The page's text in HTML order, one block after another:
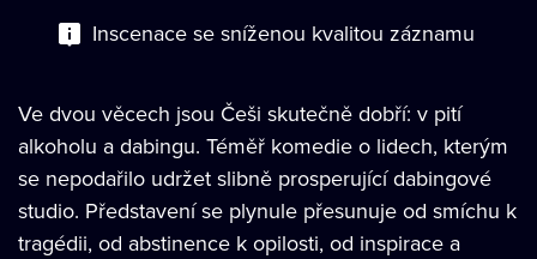
Inscenace se sníženou kvalitou záznamu
Ve dvou věcech jsou Češi skutečně dobří: v pití
alkoholu a dabingu. Téměř komedie o lidech, kterým
se nepodařilo udržet slibně prosperující dabingové
studio. Představení se plynule přesunuje od smíchu k
tragédii, od abstinence k opilosti, od inspirace a